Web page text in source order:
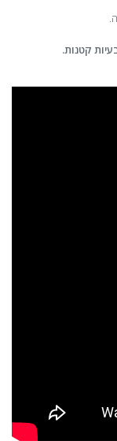
קטנות.